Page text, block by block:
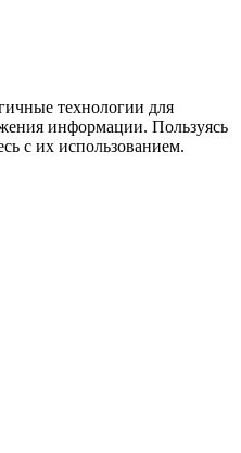
технологии для
информации. Пользуясь
с их использованием.